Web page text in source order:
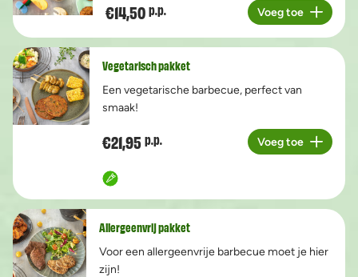
€14,50 p.p.
Aantal
Voeg toe
Vegetarisch pakket
Een vegetarische barbecue, perfect van
smaak!
€21,95 p.p.
Aantal
Voeg toe
Allergeenvrij pakket
Voor een allergeenvrije barbecue moet je hier
zijn!